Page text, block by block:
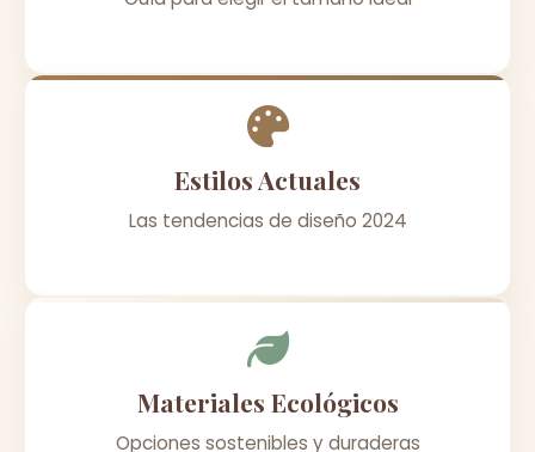
Estilos Actuales
Las tendencias de diseño 2024
Materiales Ecológicos
Opciones sostenibles y duraderas